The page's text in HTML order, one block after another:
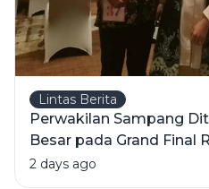
Lintas Berita
Perwakilan Sampang
Besar pada Grand Final
2 days ago